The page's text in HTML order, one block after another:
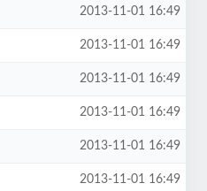
2013-11-01 16:49
2013-11-01 16:49
2013-11-01 16:49
2013-11-01 16:49
2013-11-01 16:49
2013-11-01 16:49